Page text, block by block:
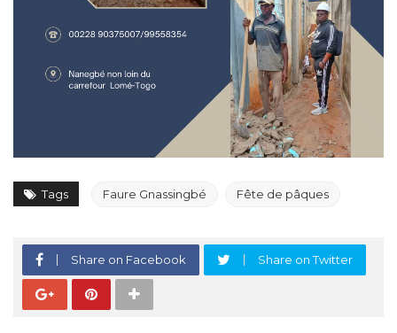
Tags Faure Gnassingbé Fête de pâques
Share on Facebook Share on Twitter